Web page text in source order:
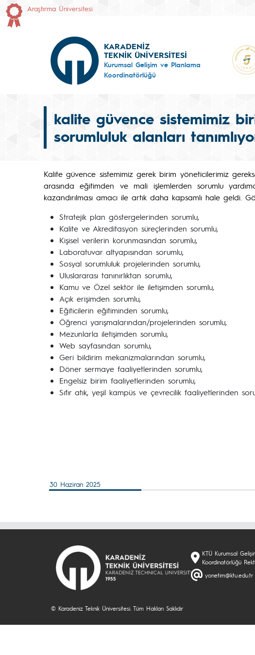
Araştırma Üniversitesi
KARADENİZ
TEKNİK ÜNİVERSİTESİ
Kurumsal Gelişim ve Planlama
Koordinatörlüğü
kalite güvence sistemimiz
sorumluluk alanları
Kalite güvence sistemimiz gerek birim yöneticilerimiz
arasında eğitimden ve mali işlemlerden sorumlu
kazandırılması amacı ile artık daha kapsamlı hale geldi.
Stratejik plan göstergelerinden sorumlu,
Kalite ve Akreditasyon süreçlerinden sorumlu,
Kişisel verilerin korunmasından sorumlu,
Laboratuvar altyapısından sorumlu,
Sosyal sorumluluk projelerinden sorumlu,
Uluslararası tanınırlıktan sorumlu,
Kamu ve Özel sektör ile iletişimden sorumlu,
Açık erişimden sorumlu,
Eğiticilerin eğitiminden sorumlu,
Öğrenci yarışmalarından/projelerinden sorumlu,
Mezunlarla iletişimden sorumlu,
Web sayfasından sorumlu,
Geri bildirim mekanizmalarından sorumlu,
Döner sermaye faaliyetlerinden sorumlu,
Engelsiz birim faaliyetlerinden sorumlu,
Sıfır atık, yeşil kampüs ve çevrecilik faaliyetlerinden
30 Haziran 2025
KTÜ Kurumsal
Koordinatörlüğü
yonetim@ktu.edu.tr
© Karadeniz Teknik Üniversitesi. Tüm Hakları Saklıdır